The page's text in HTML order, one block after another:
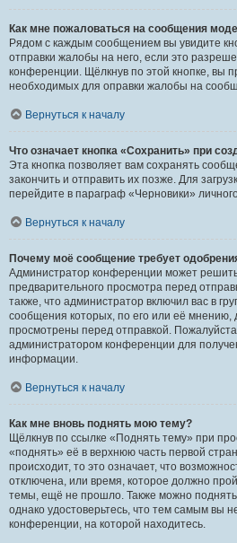
Как мне пожаловаться на сообщения
Рядом с каждым сообщением вы увидите
отправки жалобы на него, если это
конференции. Щёлкнув по этой кнопке, вы
необходимых для оправки жалобы на
Вернуться к началу
Что означает кнопка «Сохранить» при
Эта кнопка позволяет вам сохранять
закончить и отправить их позже. Для
перейдите в параграф «Черновики»
Вернуться к началу
Почему моё сообщение требует
Администратор конференции может
предварительного просмотра перед
также, что администратор включил вас в
сообщения которых, по его или её
просмотрены перед отправкой.
администратором конференции для
информации.
Вернуться к началу
Как мне вновь поднять мою тему?
Щёлкнув по ссылке «Поднять тему» при
«поднять» её в верхнюю часть первой
происходит, то это означает, что
отключена, или время, которое должно
темы, ещё не прошло. Также можно поднять
однако удостоверьтесь, что тем самым вы
конференции, на которой находитесь.